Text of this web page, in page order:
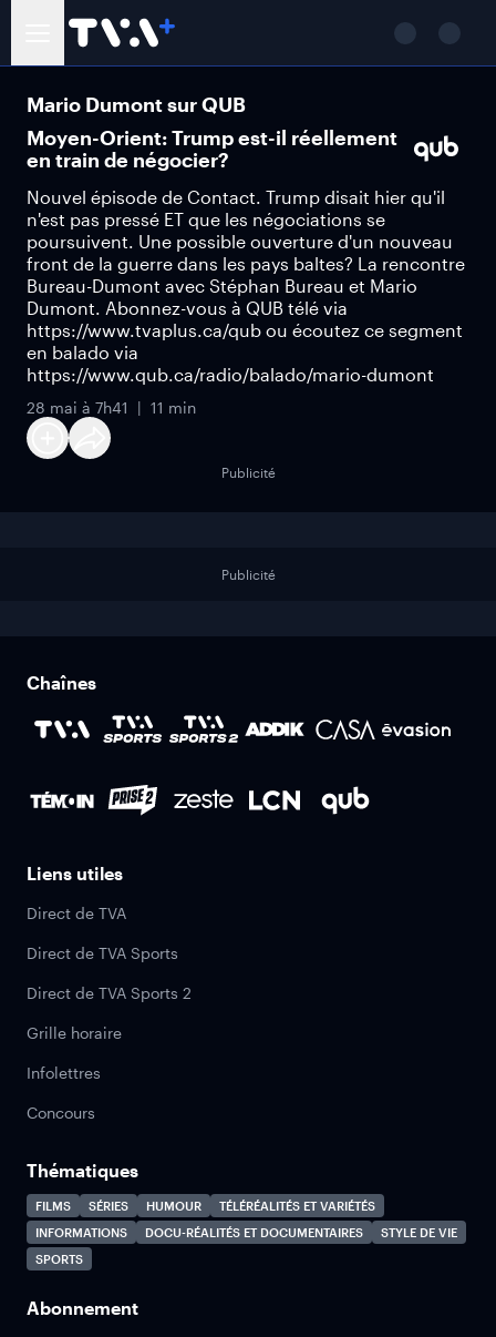
Mario Dumont sur QUB
Moyen-Orient: Trump est-il réellement
en train de négocier?
Nouvel épisode de Contact. Trump disait hier qu'il
n'est pas pressé ET que les négociations se
poursuivent. Une possible ouverture d'un nouveau
front de la guerre dans les pays baltes? La rencontre
Bureau-Dumont avec Stéphan Bureau et Mario
Dumont. Abonnez-vous à QUB télé via
https://www.tvaplus.ca/qub ou écoutez ce segment
en balado via
https://www.qub.ca/radio/balado/mario-dumont
28 mai à 7h41 11 min
Publicité
Publicité
Chaînes
Liens utiles
Direct de TVA
Direct de TVA Sports
Direct de TVA Sports 2
Grille horaire
Infolettres
Concours
Thématiques
FILMS SÉRIES HUMOUR
TÉLÉRÉALITÉS ET VARIÉTÉS
INFORMATIONS
DOCU-RÉALITÉS ET DOCUMENTAIRES
STYLE DE VIE
SPORTS
Abonnement